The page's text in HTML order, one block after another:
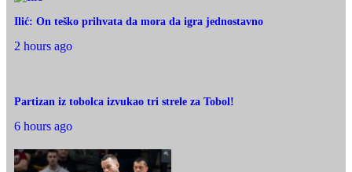
Ilić: On teško prihvata da mora da igra jednostavno
2 hours ago
Partizan iz tobolca izvukao tri strele za Tobol!
6 hours ago